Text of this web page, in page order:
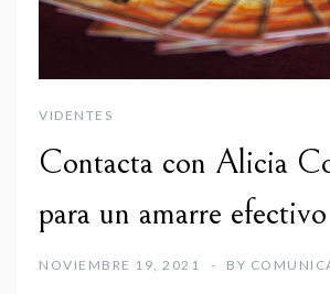
VIDENTES
Contacta con Alicia
para un amarre efectivo
NOVIEMBRE 19, 2021 BY